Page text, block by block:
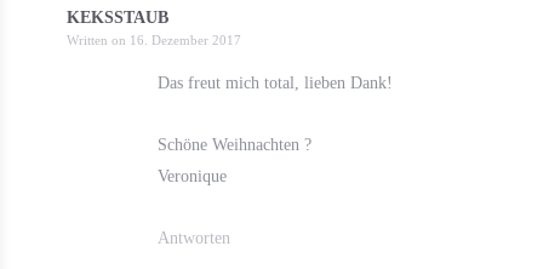
KEKSSTAUB
Written on 16. Dezember 2017
Das freut mich total, lieben Dank!
Schöne Weihnachten ?
Veronique
Antworten